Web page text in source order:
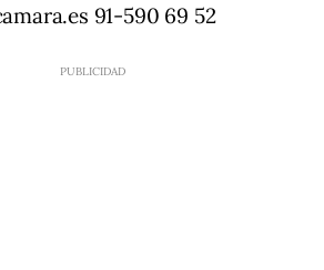
91-590 69 52